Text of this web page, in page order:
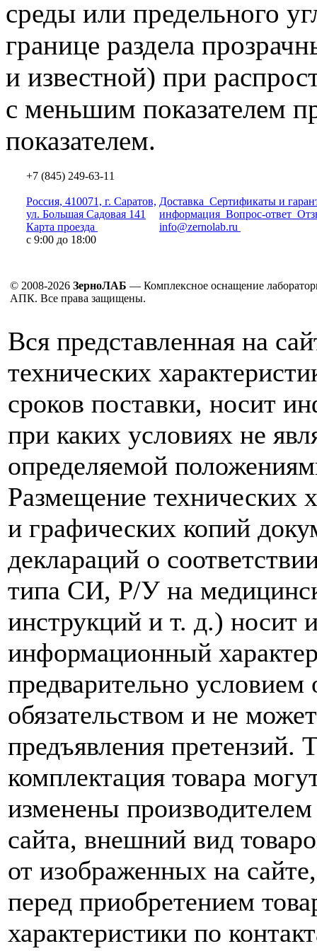
среды или предельного
границе раздела
и известной) при
с меньшим показателем
показателем.
+7 (845) 249-63-11
Россия, 410071, г. Саратов,
ул. Большая Садовая 141
Карта проезда
с 9:00 до 18:00
Доставка Сертификаты и
информация Вопрос-ответ
info@zernolab.ru
© 2008-2026 ЗерноЛАБ — Комплексное оснащение
АПК. Все права защищены.
Вся представленная на
технических
сроков поставки, носит
при каких условиях не
определяемой
Размещение технических
и графических копий
деклараций о
типа СИ, Р/У на
инструкций и т. д.) носит
информационный
предварительно условием
обязательством и не
предъявления претензий.
комплектация товара
изменены производителем
сайта, внешний вид
от изображенных на
перед приобретением
характеристики по